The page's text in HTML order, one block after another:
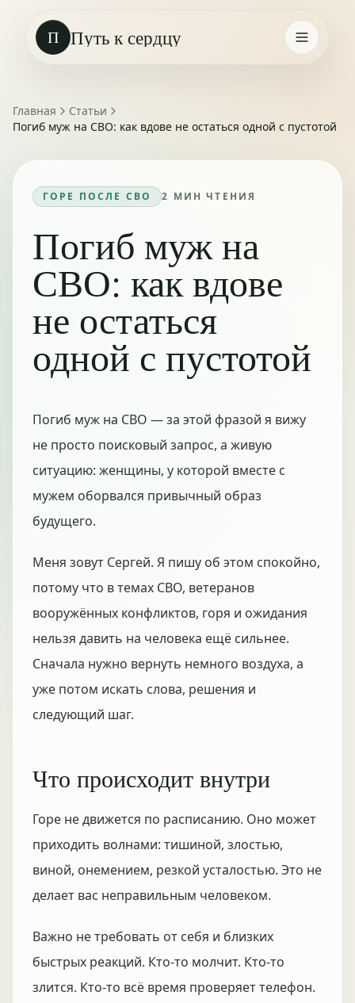
П Путь к сердцу
Главная
Статьи
Погиб муж на СВО: как вдове не остаться одной с пустотой
ГОРЕ ПОСЛЕ СВО 2 МИН ЧТЕНИЯ
Погиб муж на
СВО: как вдове
не остаться
одной с пустотой
Погиб муж на СВО — за этой фразой я вижу
не просто поисковый запрос, а живую
ситуацию: женщины, у которой вместе с
мужем оборвался привычный образ
будущего.
Меня зовут Сергей. Я пишу об этом спокойно,
потому что в темах СВО, ветеранов
вооружённых конфликтов, горя и ожидания
нельзя давить на человека ещё сильнее.
Сначала нужно вернуть немного воздуха, а
уже потом искать слова, решения и
следующий шаг.
Что происходит внутри
Горе не движется по расписанию. Оно может
приходить волнами: тишиной, злостью,
виной, онемением, резкой усталостью. Это не
делает вас неправильным человеком.
Важно не требовать от себя и близких
быстрых реакций. Кто-то молчит. Кто-то
злится. Кто-то всё время проверяет телефон.